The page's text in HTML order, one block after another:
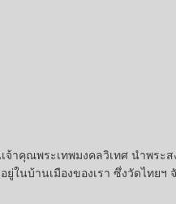
จ้าคุณพระเทพมงคลวิเทศ นำพร
ยู่ในบ้านเมืองของเรา ซึ่งวัดไท